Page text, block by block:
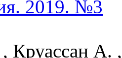
2019. №3
Круассан А. ,